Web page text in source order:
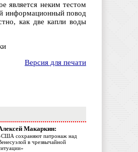
является неким тестом
информационный повод
как две капли воды
Версия для печати
Макаркин:
сохраняют патронаж над
в чрезвычайной